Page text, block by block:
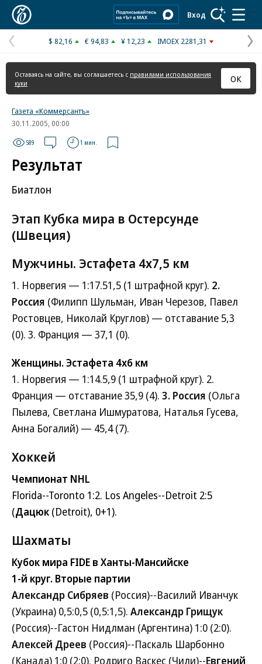
Вход
Предыдущая
страница
$ 82,16 € 94,83 ¥ 12,23 IMOEX 2281,31
Оставаясь на сайте, вы соглашаетесь с правилами использования
куки
ОК
Газета «Коммерсантъ»
30.11.2005, 00:00
589 1 мин.
Результат
Биатлон
Этап Кубка мира в Остерсунде
(Швеция)
Мужчины. Эстафета 4x7,5 км
1. Норвегия — 1:17.51,5 (1 штрафной круг). 2.
Россия (Филипп Шульман, Иван Черезов, Павел
Ростовцев, Николай Круглов) — отставание 5,3
(0). 3. Франция — 37,1 (0).
Женщины. Эстафета 4х6 км
1. Норвегия — 1:14.5,9 (1 штрафной круг). 2.
Франция — отставание 35,9 (4). 3. Россия (Ольга
Пылева, Светлана Ишмуратова, Наталья Гусева,
Анна Богалий) — 45,4 (7).
Хоккей
Чемпионат NHL
Florida--Toronto 1:2. Los Angeles--Detroit 2:5
(Дацюк (Detroit), 0+1).
Шахматы
Кубок мира FIDE в Ханты-Мансийске
1-й круг. Вторые партии
Александр Сибряев (Россия)--Василий Иванчук
(Украина) 0,5:0,5 (0,5:1,5). Александр Грищук
(Россия)--Гастон Нидлман (Аргентина) 1:0 (2:0).
Алексей Дреев (Россия)--Паскаль Шарбонно
(Канада) 1:0 (2:0). Родриго Васкес (Чили)--Евгений